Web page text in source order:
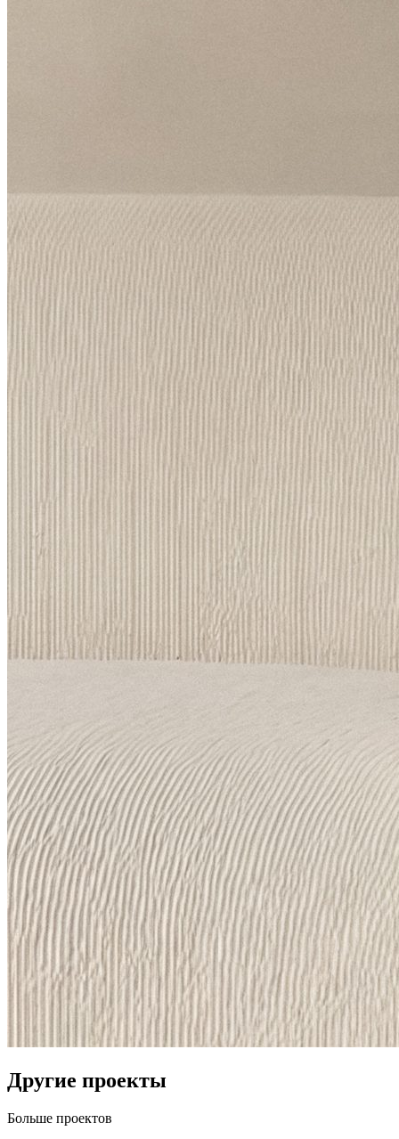
Другие проекты
Больше проектов